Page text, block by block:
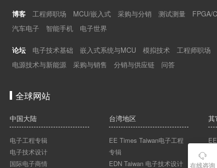
博客 工程师职场 MCU/嵌入式 采购与分销 测试测量
FPGA/
汽车电子
智能手机 电子世界
论坛 电子技术基础 嵌入式系统与MCU 模拟技术
工程师职场
电源技术与新能源
采购与销售 分销与供应链 问答
全球网站
中国大陆
电子工程专辑
电子技术设计
国际电子商情
台湾地区
EE Times Taiwan电子工程
专辑
EDN Taiwan 电子技术设计
其

在线咨询